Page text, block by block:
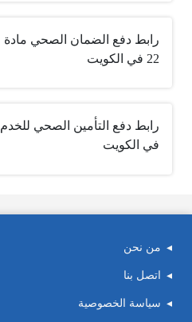
رابط دفع الضمان الصحي مادة
22 في الكويت
رابط دفع التأمين الصحي للخدم
في الكويت
من نحن
اتصل بنا
سياسة الخصوصية